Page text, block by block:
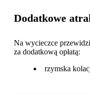
Dodatkowe
Na wycieczce
za dodatkową opłatą:
rzymska